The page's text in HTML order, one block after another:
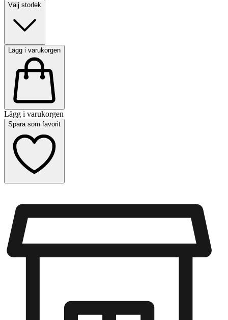
Välj storlek
Lägg i varukorgen
Lägg i varukorgen
Spara som favorit